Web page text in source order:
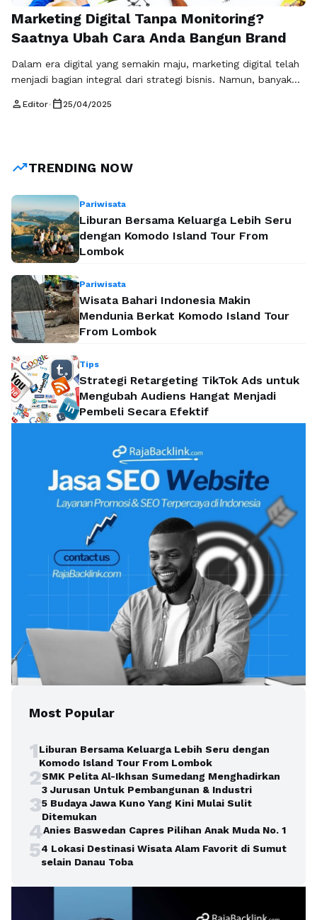
Marketing Digital Tanpa Monitoring?
Saatnya Ubah Cara Anda Bangun Brand
Dalam era digital yang semakin maju, marketing digital telah
menjadi bagian integral dari strategi bisnis. Namun, banyak
pemantauan media sosial marketing. Tanpa adanya
pemasar digital. …Baca Selengkapnya
person Editor• calendar_today 25/04/2025
trending_upTRENDING NOW
Pariwisata
Liburan Bersama Keluarga Lebih Seru
dengan Komodo Island Tour From
Lombok
Pariwisata
Wisata Bahari Indonesia Makin
Mendunia Berkat Komodo Island Tour
From Lombok
Tips
Strategi Retargeting TikTok Ads untuk
Mengubah Audiens Hangat Menjadi
Pembeli Secara Efektif
Most Popular
1Liburan Bersama Keluarga Lebih Seru dengan
Komodo Island Tour From Lombok
2SMK Pelita Al-Ikhsan Sumedang Menghadirkan
3 Jurusan Untuk Pembangunan & Industri
35 Budaya Jawa Kuno Yang Kini Mulai Sulit
Ditemukan
4Anies Baswedan Capres Pilihan Anak Muda No. 1
54 Lokasi Destinasi Wisata Alam Favorit di Sumut
selain Danau Toba